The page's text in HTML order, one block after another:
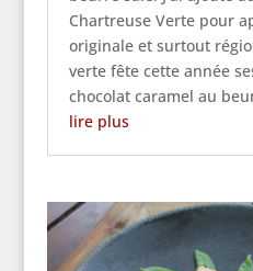
Chartreuse Verte pour
originale et surtout
verte fête cette année
chocolat caramel au
lire plus